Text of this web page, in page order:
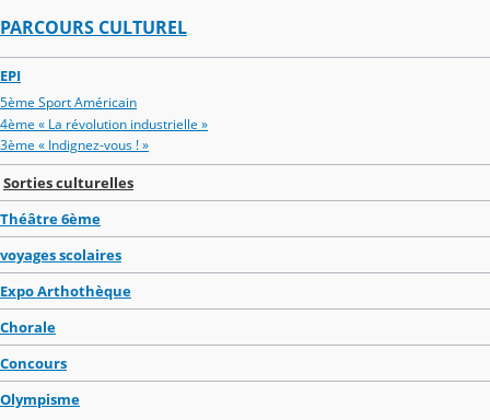
PARCOURS CULTUREL
EPI
5ème Sport Américain
4ème « La révolution industrielle »
3ème « Indignez-vous ! »
Sorties culturelles
Théâtre 6ème
voyages scolaires
Expo Arthothèque
Chorale
Concours
Olympisme